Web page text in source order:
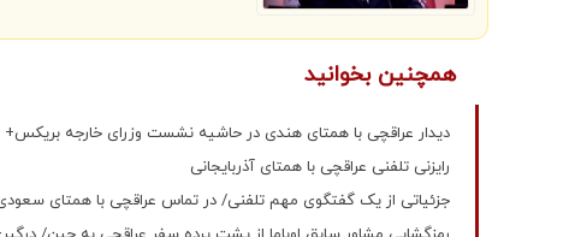
همچنین بخوانید
دیدار عراقچی با همتای هندی در حاشیه نشست وزرای خارجه
رایزنی تلفنی عراقچی با همتای آذربایجانی
جزئیاتی از یک گفتگوی مهم تلفنی/ در تماس عراقچی با همتای